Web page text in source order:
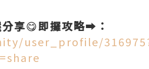
享😋即攞攻略➡️ ：
user_profile/